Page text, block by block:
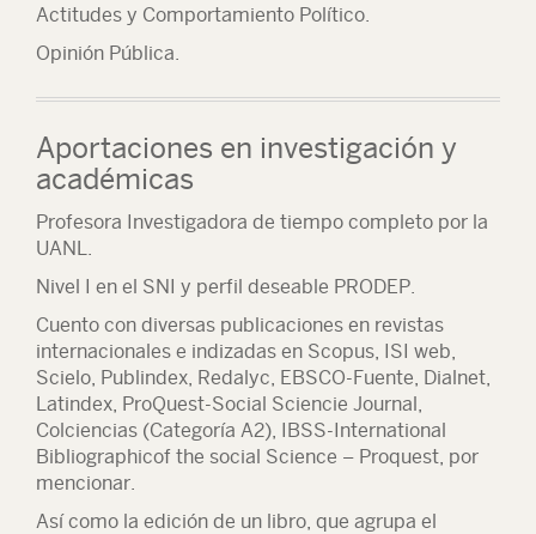
Actitudes y Comportamiento Político.
Opinión Pública.
Aportaciones en investigación y
académicas
Profesora Investigadora de tiempo completo por la
UANL.
Nivel I en el SNI y perfil deseable PRODEP.
Cuento con diversas publicaciones en revistas
internacionales e indizadas en Scopus, ISI web,
Scielo, Publindex, Redalyc, EBSCO-Fuente, Dialnet,
Latindex, ProQuest-Social Sciencie Journal,
Colciencias (Categoría A2), IBSS-International
Bibliographicof the social Science – Proquest, por
mencionar.
Así como la edición de un libro, que agrupa el